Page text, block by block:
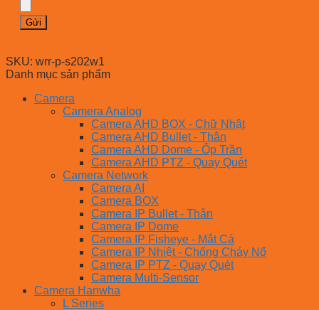
SKU: wrr-p-s202w1
Danh mục sản phẩm
Camera
Camera Analog
Camera AHD BOX - Chữ Nhật
Camera AHD Bullet - Thân
Camera AHD Dome - Ốp Trần
Camera AHD PTZ - Quay Quét
Camera Network
Camera AI
Camera BOX
Camera IP Bullet - Thân
Camera IP Dome
Camera IP Fisheye - Mắt Cá
Camera IP Nhiệt - Chống Cháy Nổ
Camera IP PTZ - Quay Quét
Camera Multi-Sensor
Camera Hanwha
L Series